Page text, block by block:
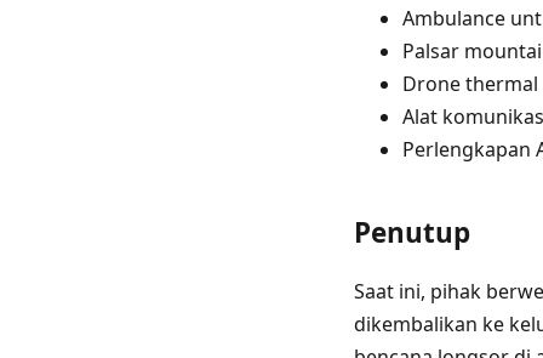
Ambulance
Palsar
Drone
Alat
Perlengkapan
Penutup
Saat ini, pihak
dikembalikan ke